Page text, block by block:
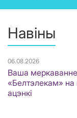
Навіны
06.08.2026
Ваша
«Белтэлекам» на
ацэнкі